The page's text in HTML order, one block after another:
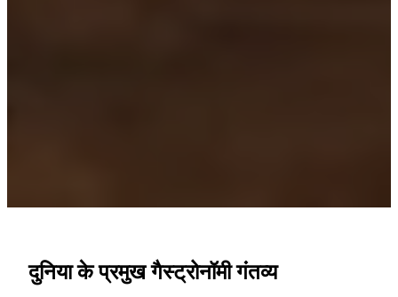
दुनिया के प्रमुख गैस्ट्रोनॉमी गंतव्य